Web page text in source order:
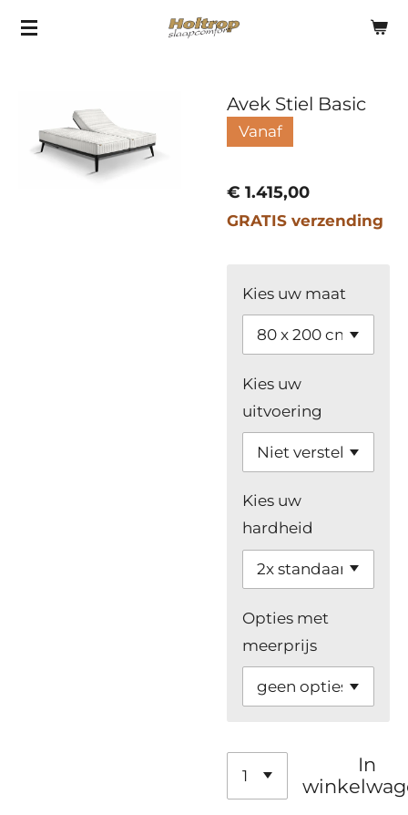
Ga
hoofdinhoud
Avek Stiel Basic
Vanaf
€ 1.415,00
GRATIS verzending
Kies uw maat
Kies uw
uitvoering
Kies uw
hardheid
Opties met
meerprijs
In